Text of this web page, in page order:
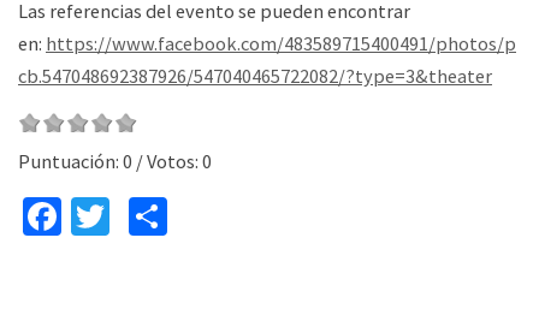
Las referencias del evento se pueden encontrar
en: https://www.facebook.com/483589715400491/photos/p
cb.547048692387926/547040465722082/?type=3&theater
Puntuación: 0 / Votos: 0
Fa
T